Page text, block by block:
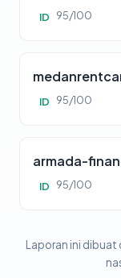
ID 95/100
ID 95/100
armada-
ID 95/100
Laporan ini dibuat